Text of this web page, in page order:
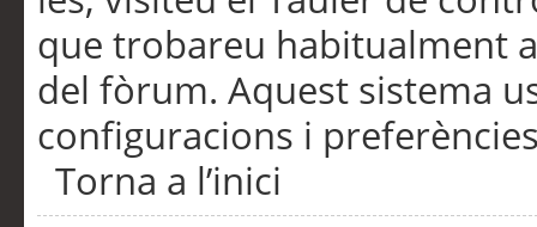
que trobareu habitualment
del fòrum. Aquest sistema
configuracions i
Torna a l’inici